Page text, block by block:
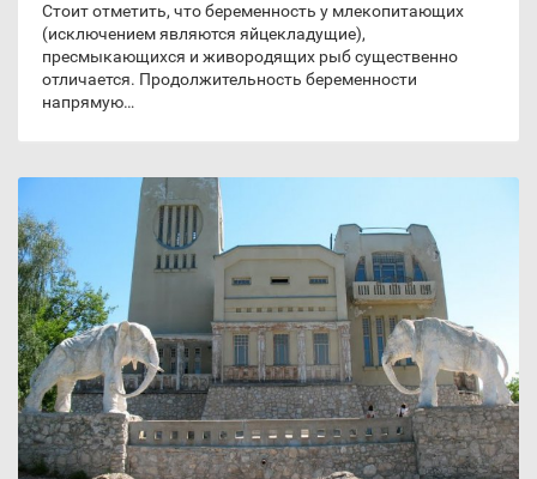
Стоит отметить, что беременность у млекопитающих
(исключением являются яйцекладущие),
пресмыкающихся и живородящих рыб существенно
отличается. Продолжительность беременности
напрямую…